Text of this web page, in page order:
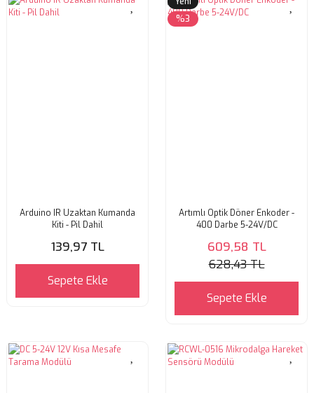
Arduino IR Uzaktan Kumanda
Kiti - Pil Dahil
139,97 TL
Sepete Ekle
%3
Artımlı Optik Döner Enkoder -
400 Darbe 5-24V/DC
609,58 TL
628,43 TL
Sepete Ekle